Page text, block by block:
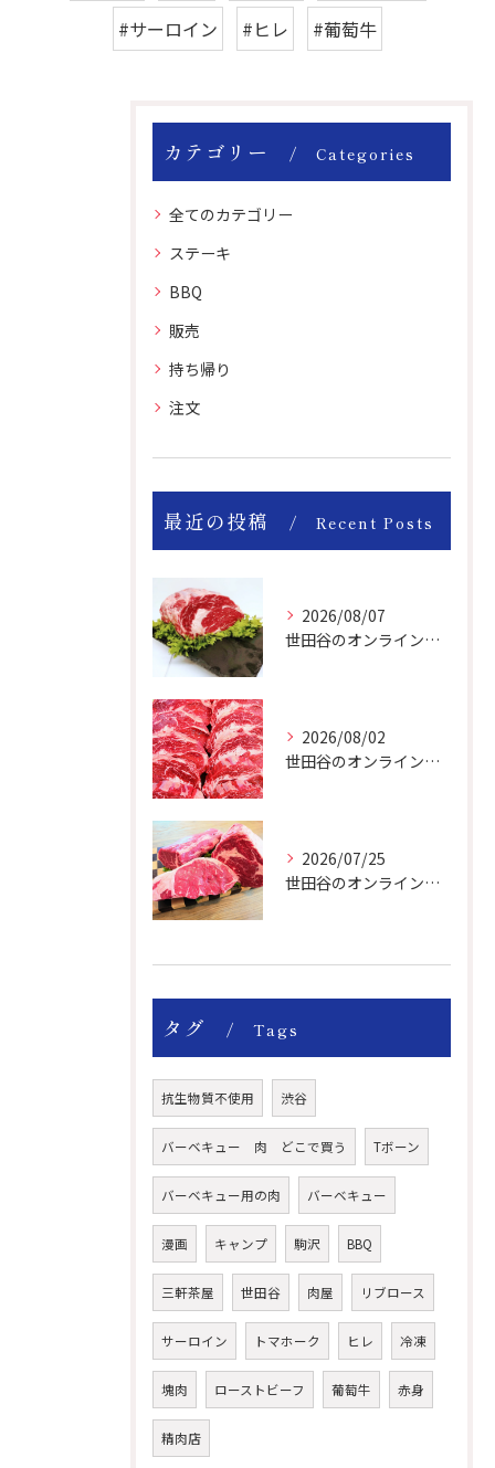
#サーロイン #ヒレ #葡萄牛
カテゴリー Categories
全てのカテゴリー
ステーキ
BBQ
販売
持ち帰り
注文
最近の投稿 Recent Posts
2026/08/07
世田谷のオンライン肉屋のお肉は美味しいですよ！
2026/08/02
世田谷のオンライン肉屋は厳選輸入牛を取り扱っています。
2026/07/25
世田谷のオンライン肉屋の輸入牛は特別です。
タグ Tags
抗生物質不使用 渋谷
バーベキュー 肉 どこで買う Tボーン
バーベキュー用の肉 バーベキュー
漫画 キャンプ 駒沢 BBQ
三軒茶屋 世田谷 肉屋 リブロース
サーロイン トマホーク ヒレ 冷凍
塊肉 ローストビーフ 葡萄牛 赤身
精肉店